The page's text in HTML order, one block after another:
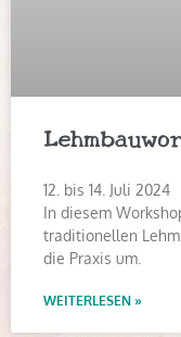
12. bis 14. Juli 2024
In diesem
traditionellen
die Praxis um.
WEITERLESEN »